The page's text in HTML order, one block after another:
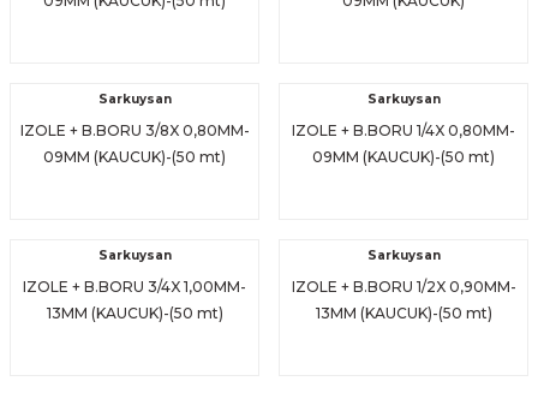
Sarkuysan
IZOLE + B.BORU 3/8X 0,80MM-
09MM (KAUCUK)-(50 mt)
Sarkuysan
IZOLE + B.BORU 1/4X 0,80MM-
09MM (KAUCUK)-(50 mt)
Sarkuysan
IZOLE + B.BORU 3/4X 1,00MM-
13MM (KAUCUK)-(50 mt)
Sarkuysan
IZOLE + B.BORU 1/2X 0,90MM-
13MM (KAUCUK)-(50 mt)